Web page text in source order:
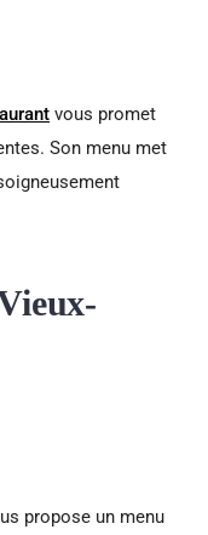
vous promet
Son menu met
propose un menu